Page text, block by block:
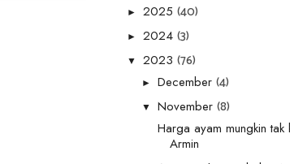
► 2025 (40)
► 2024 (3)
▼ 2023 (76)
► December (4)
▼ November (8)
Harga ayam mungkin tak
Armin